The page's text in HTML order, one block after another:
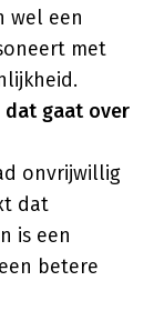
wel een
met
dat gaat over
onvrijwillig
dat
is een
betere